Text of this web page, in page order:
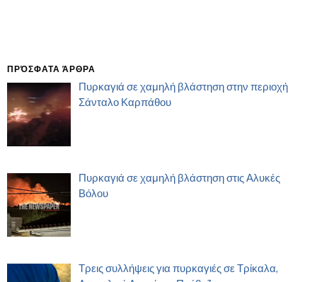
ΠΡΌΣΦΑΤΑ ΆΡΘΡΑ
Πυρκαγιά σε χαμηλή βλάστηση στην περιοχή
Σάνταλο Καρπάθου
Πυρκαγιά σε χαμηλή βλάστηση στις Αλυκές
Βόλου
Τρεις συλλήψεις για πυρκαγιές σε Τρίκαλα,